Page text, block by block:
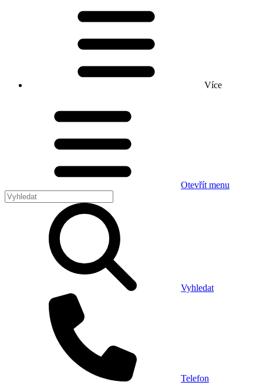
Více
Otevřít menu
Vyhledat
Telefon